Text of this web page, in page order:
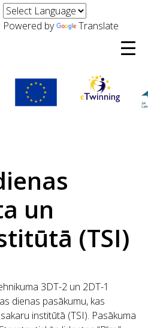
Powered by Translate
un
(TSI)
3DT-2 un 2DT-1
dienas pasākumu, kas
institūtā (TSI). Pasākuma